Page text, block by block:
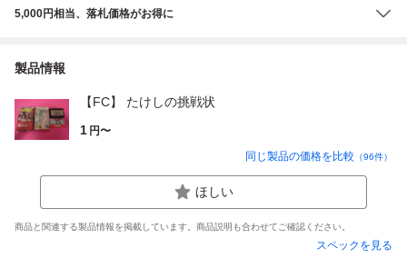
5,000円相当、落札価格がお得に
製品情報
【FC】 たけしの挑戦状
1 円〜
同じ製品の価格を比較 （96件）
ほしい
商品と関連する製品情報を掲載しています。商品説明も合わせてご確認ください。
スペックを見る